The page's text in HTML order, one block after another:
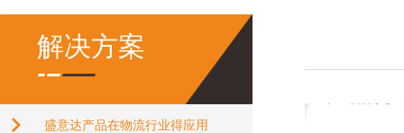
盛意达产品在物流行业得应用
解决方案